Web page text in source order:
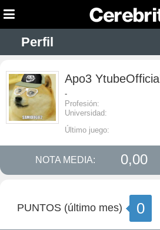
Perfil
Apo3 YtubeOfficial
-
Profesión:
Universidad:
Último juego:
NOTA MEDIA: 0,00
PUNTOS (último mes) 0